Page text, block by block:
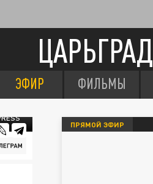
ЦАРЬГРАД
ЭФИР ФИЛЬМЫ
ПРЯМОЙ ЭФИР